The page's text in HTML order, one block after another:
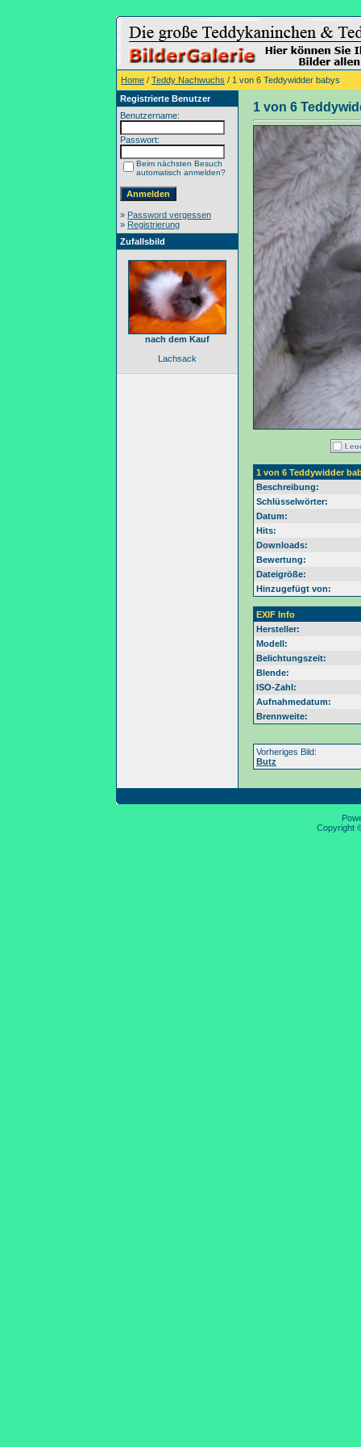
Home / Teddy Nachwuchs / 1 von 6 Teddywidder babys
Registrierte Benutzer
Benutzername:
Passwort:
Beim nächsten Besuch
automatisch anmelden?
» Password vergessen
» Registrierung
Zufallsbild
nach dem Kauf
Lachsack
1 von 6
1 von 6 Teddywidder
Beschreibung:
Schlüsselwörter:
Datum:
Hits:
Downloads:
Bewertung:
Dateigröße:
Hinzugefügt von:
EXIF Info
Hersteller:
Modell:
Belichtungszeit:
Blende:
ISO-Zahl:
Aufnahmedatum:
Brennweite:
Vorheriges Bild:
Butz
Copyright